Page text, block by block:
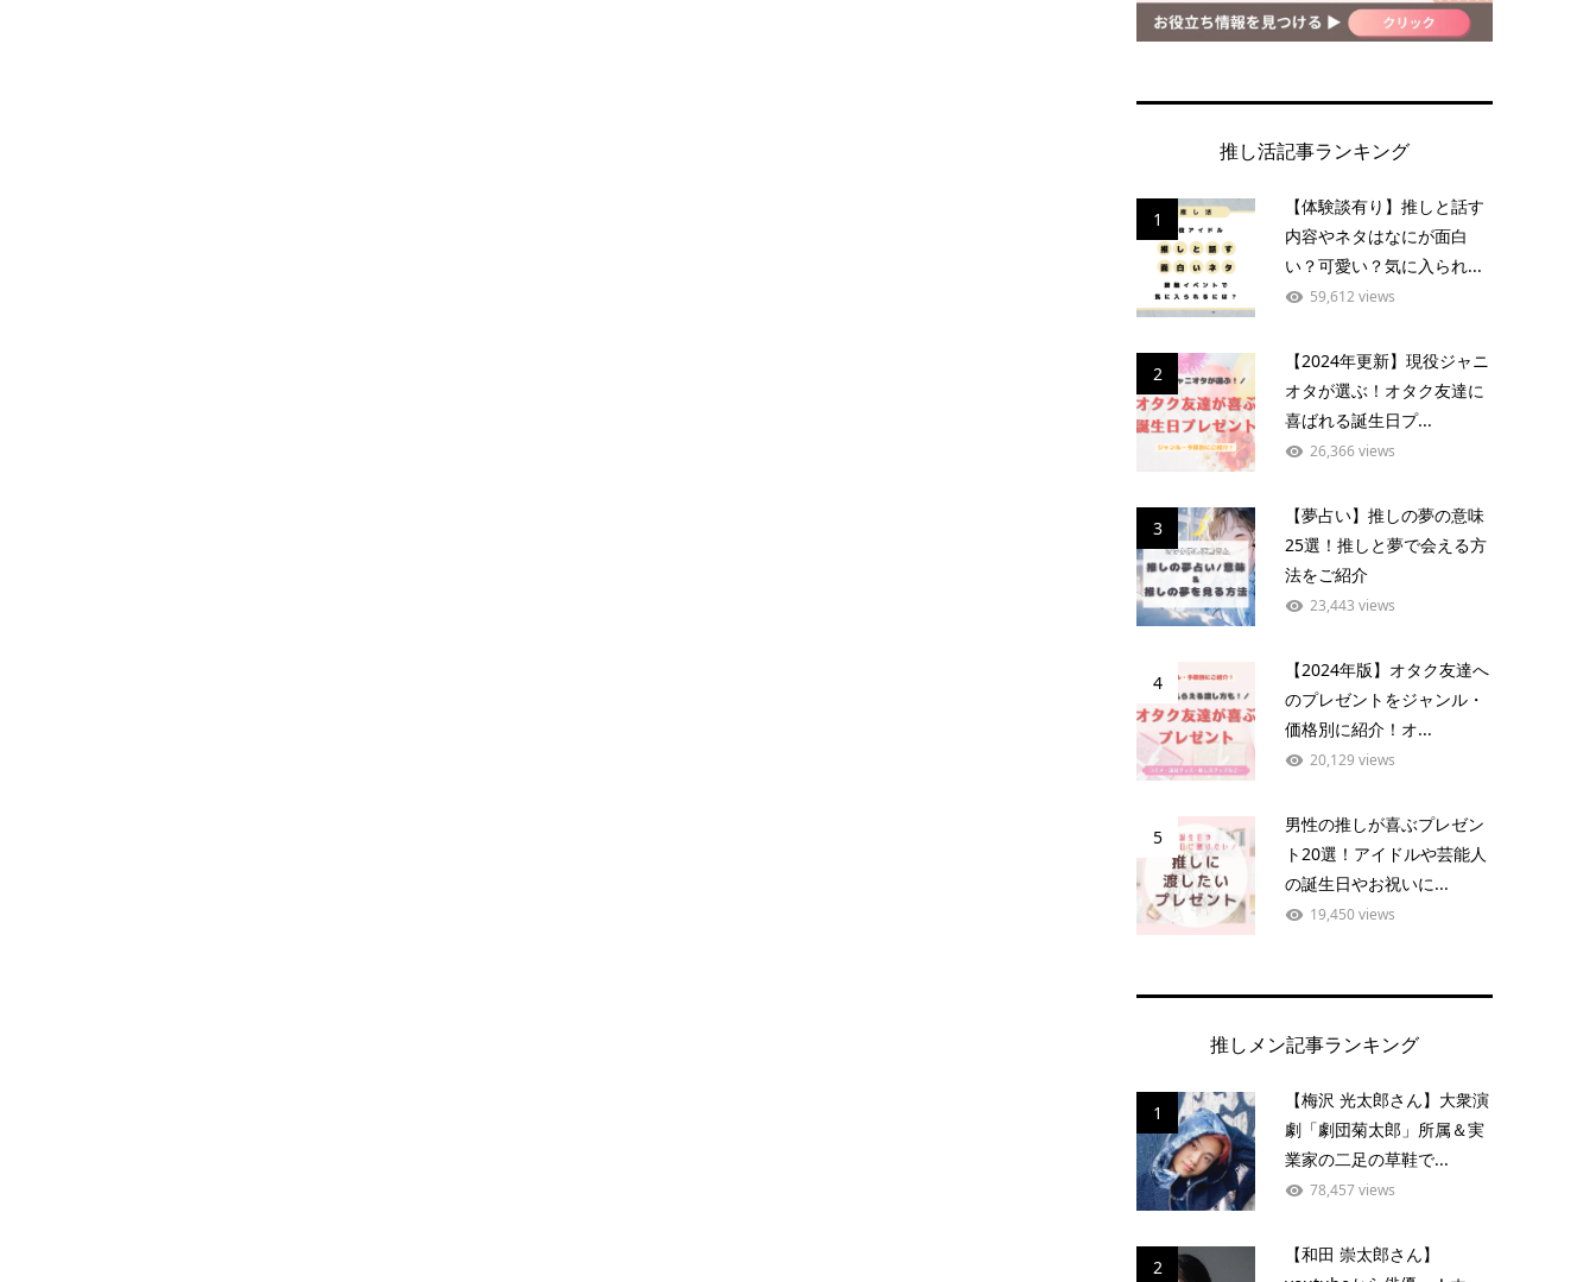
推し活記事ランキング
1
【体験談有り】推しと話す
内容やネタはなにが面白
い？可愛い？気に入られ...
59,612 views
2
【2024年更新】現役ジャニ
オタが選ぶ！オタク友達に
喜ばれる誕生日プ...
26,366 views
3
【夢占い】推しの夢の意味
25選！推しと夢で会える方
法をご紹介
23,443 views
4
【2024年版】オタク友達へ
のプレゼントをジャンル・
価格別に紹介！オ...
20,129 views
5
男性の推しが喜ぶプレゼン
ト20選！アイドルや芸能人
の誕生日やお祝いに...
19,450 views
推しメン記事ランキング
1
【梅沢 光太郎さん】大衆演
劇「劇団菊太郎」所属＆実
業家の二足の草鞋で...
78,457 views
2
【和田 崇太郎さん】